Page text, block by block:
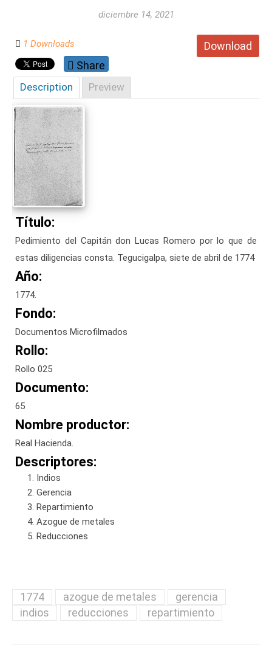
diciembre 14, 2021
Download
1 Downloads
Share
Description Preview
Título:
Pedimiento del Capitán don Lucas Romero por lo que de
estas diligencias consta. Tegucigalpa, siete de abril de 1774
Año:
1774.
Fondo:
Documentos Microfilmados
Rollo:
Rollo 025
Documento:
65
Nombre productor:
Real Hacienda.
Descriptores:
Indios
Gerencia
Repartimiento
Azogue de metales
Reducciones
1774 azogue de metales
gerencia
indios
reducciones repartimiento